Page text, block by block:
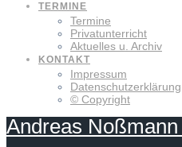
TERMINE
Termine
Privatunterricht
Aktuelles u. Archiv
KONTAKT
Impressum
Datenschutzerklärung
© Copyright
Andreas Noßmann